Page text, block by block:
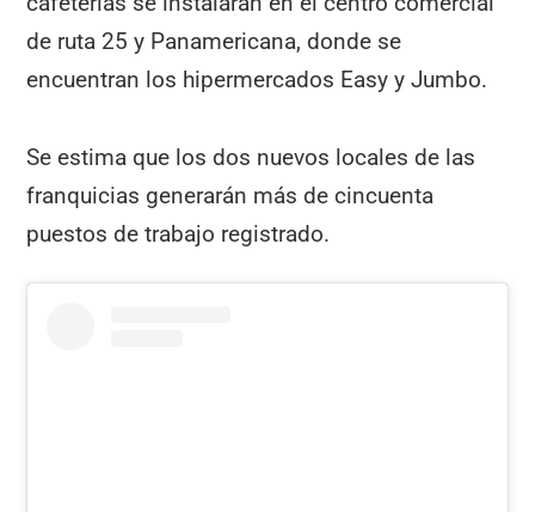
de ruta 25 y Panamericana, donde se
encuentran los hipermercados Easy y Jumbo.
Se estima que los dos nuevos locales de las
franquicias generarán más de cincuenta
puestos de trabajo registrado.